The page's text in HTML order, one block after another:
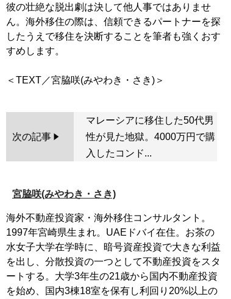
彼の壮絶な脱出劇は決して他人事ではありませ
ん。海外移住の際は、信頼できるパートナーを探
したうえで移住を決断することを筆者も強くおす
すめします。
次の記事
マレーシアに移住した50代男
性が見た地獄。4000万円で購
入したコンド...
宮脇咲(みやわき・さき)
海外不動産投資家・海外移住コンサルタント。
1997年宮崎県生まれ。UAEドバイ在住。お茶の
水女子大学在学時に、暗号資産投資で大きな利益
を出し、分散投資の一つとして不動産投資をスタ
ートする。大学3年生の21歳から国内不動産投資
を始め、国内3棟18室を保有し利回り20%以上の